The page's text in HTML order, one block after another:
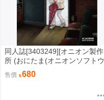
同人誌[3403249][オニオン製作
所 (おにたま(オニオンソフトウ
ェア))]昭和のカオスなゲームセ
ンター PART 2 (其他)
售價 680